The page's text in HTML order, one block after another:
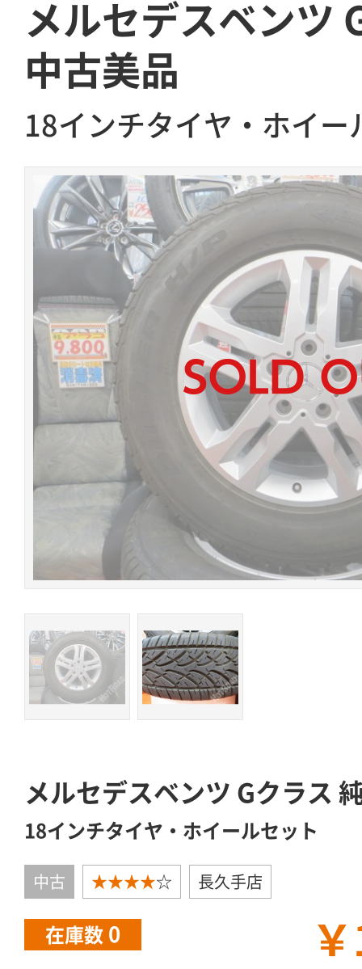
メルセデスベンツ
中古美品
18インチタイヤ・ホイー
メルセデスベンツ Gクラス
18インチタイヤ・ホイールセット
中古 ★★★★☆ 長久手店
在庫数 0